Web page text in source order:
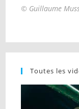
© Guillaume
Toutes les